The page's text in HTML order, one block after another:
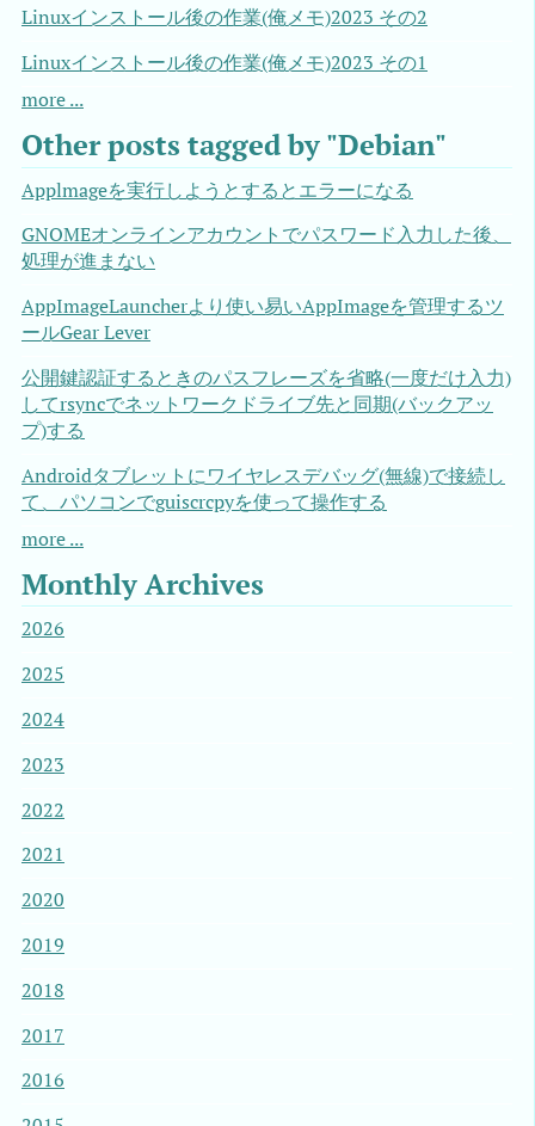
Linuxインストール後の作業(俺メモ)2023 その2
Linuxインストール後の作業(俺メモ)2023 その1
more ...
Other posts tagged by "Debian"
Applmageを実行しようとするとエラーになる
GNOMEオンラインアカウントでパスワード入力した後、
処理が進まない
AppImageLauncherより使い易いAppImageを管理するツ
ールGear Lever
公開鍵認証するときのパスフレーズを省略(一度だけ入力)
してrsyncでネットワークドライブ先と同期(バックアッ
プ)する
Androidタブレットにワイヤレスデバッグ(無線)で接続し
て、パソコンでguiscrcpyを使って操作する
more ...
Monthly Archives
2026
2025
2024
2023
2022
2021
2020
2019
2018
2017
2016